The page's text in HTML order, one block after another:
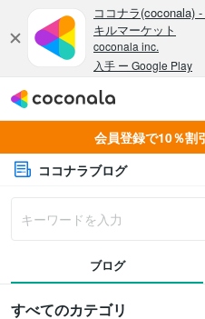
会員登録で10％割
ココナラブログ
ブログ
すべてのカテゴリ